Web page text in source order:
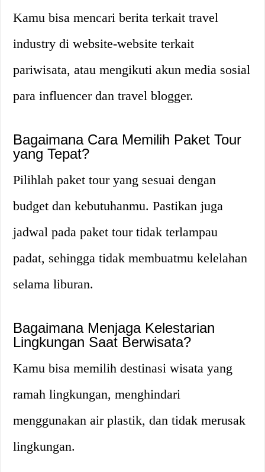
Kamu bisa mencari berita terkait travel
industry di website-website terkait
pariwisata, atau mengikuti akun media sosial
para influencer dan travel blogger.
Bagaimana Cara Memilih Paket Tour
yang Tepat?
Pilihlah paket tour yang sesuai dengan
budget dan kebutuhanmu. Pastikan juga
jadwal pada paket tour tidak terlampau
padat, sehingga tidak membuatmu kelelahan
selama liburan.
Bagaimana Menjaga Kelestarian
Lingkungan Saat Berwisata?
Kamu bisa memilih destinasi wisata yang
ramah lingkungan, menghindari
menggunakan air plastik, dan tidak merusak
lingkungan.